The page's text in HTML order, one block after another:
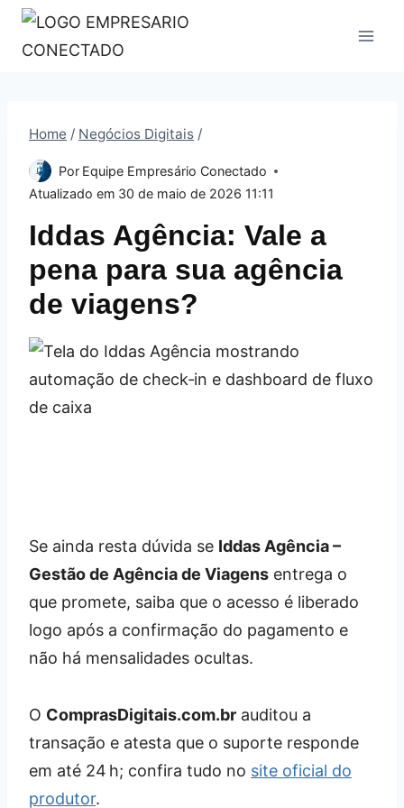
Pular
para
Home / Negócios Digitais /
Por Equipe Empresário Conectado
Atualizado em 30 de maio de 2026 11:11
Iddas Agência: Vale a
pena para sua agência
de viagens?
Se ainda resta dúvida se Iddas Agência –
Gestão de Agência de Viagens entrega o
que promete, saiba que o acesso é liberado
logo após a confirmação do pagamento e
não há mensalidades ocultas.
O ComprasDigitais.com.br auditou a
transação e atesta que o suporte responde
em até 24 h; confira tudo no site oficial do
produtor.